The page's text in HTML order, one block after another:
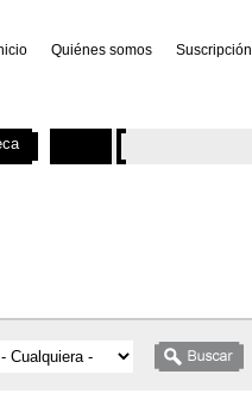
Quiénes somos Suscripción